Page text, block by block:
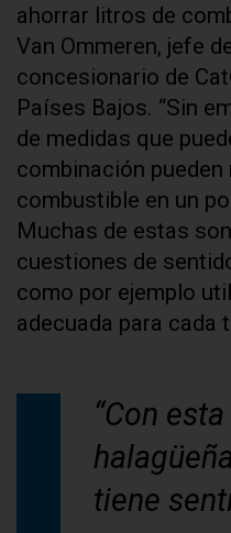
ahorrar litros de
Van Ommeren, jefe
concesionario de
Países Bajos. “Sin
de medidas que
combinación
combustible en un
Muchas de estas
cuestiones de
como por ejemplo
adecuada para cada
“Con
tiene